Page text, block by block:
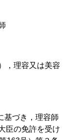
，理容又は美容
基づき，理容師
臣の免許を受け